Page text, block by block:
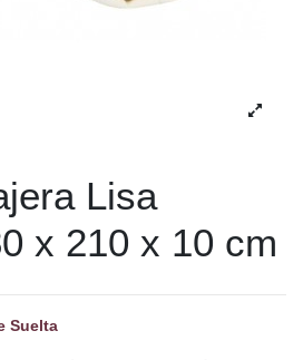
Lisa
x 210 x 10 cm
Suelta